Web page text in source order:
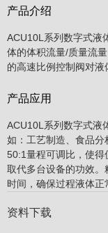
产品介绍
ACU10L系列数字式液
体的体积流量/质量流
的高速比例控制阀对液
产品应用
ACU10L系列数字式液
如：工艺制造、食品分
50:1量程可调比，使
取代多台设备的功效
时间，确保过程液体正
资料下载